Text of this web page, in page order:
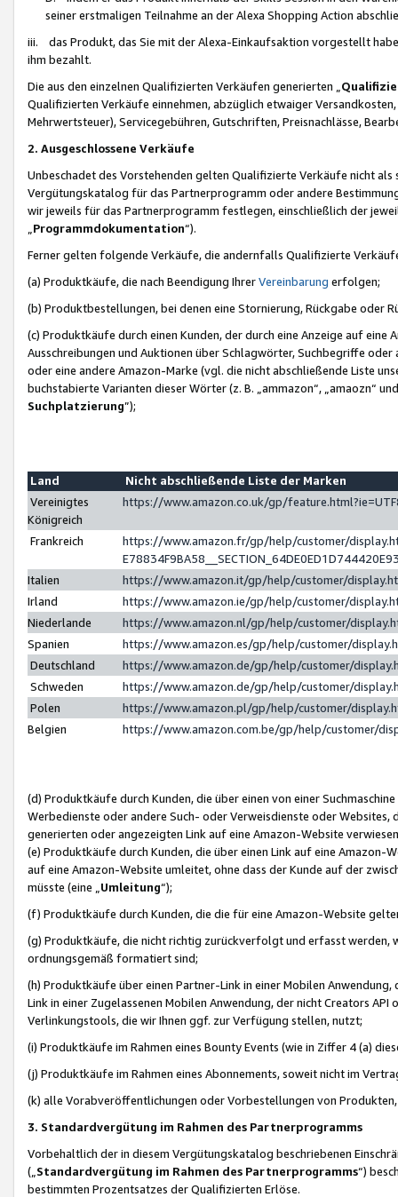
seiner erstmaligen Teilnahme an der Alexa Shopping Action
iii. das Produkt, das Sie mit der Alexa-Einkaufsaktion vorgestellt
ihm bezahlt.
Die aus den einzelnen Qualifizierten Verkäufen generierten „
Qualifizierten Verkäufe einnehmen, abzüglich etwaiger
Mehrwertsteuer), Servicegebühren, Gutschriften, Preisnachlässe,
2. Ausgeschlossene Verkäufe
Unbeschadet des Vorstehenden gelten Qualifizierte Verkäufe nicht
Vergütungskatalog für das Partnerprogramm oder andere
wir jeweils für das Partnerprogramm festlegen, einschließlich der
Programmdokumentation“).
Ferner gelten folgende Verkäufe, die andernfalls Qualifizierte
(a) Produktkäufe, die nach Beendigung IhrerVereinbarung erfolgen;
(b) Produktbestellungen, bei denen eine Stornierung, Rückgabe oder
(c) Produktkäufe durch einen Kunden, der durch eine Anzeige auf
Ausschreibungen und Auktionen über Schlagwörter, Suchbegriffe
oder eine andere Amazon-Marke (vgl. die nicht abschließende Liste
buchstabierte Varianten dieser Wörter (z. B. „ammazon“, „amaozn“
Suchplatzierung”);
Land
Nicht abschließende Liste der Marken
Vereinigtes
Königreich
https://www.amazon.co.uk/gp/
Frankreich
https://www.amazon.fr/gp/help/customer/
Italien
https://www.amazon.it/gp/help/customer/
Irland
https://www.amazon.ie/gp/help/customer/
Niederlande
https://www.amazon.nl/gp/help/customer/
Spanien
https://www.amazon.es/gp/help/customer/
Deutschland
https://www.amazon.de/gp/help/customer/
Schweden
https://www.amazon.de/gp/help/customer/
Polen
https://www.amazon.pl/gp/help/customer/
Belgien
https://www.amazon.com.be/gp/help/customer/
(d) Produktkäufe durch Kunden, die über einen von einer
Werbedienste oder andere Such- oder Verweisdienste oder Websites,
generierten oder angezeigten Link auf eine Amazon-Website
(e) Produktkäufe durch Kunden, die über einen Link auf eine
auf eine Amazon-Website umleitet, ohne dass der Kunde auf der
müsste (eine „ Umleitung“);
(f) Produktkäufe durch Kunden, die die für eine Amazon-Website
(g) Produktkäufe, die nicht richtig zurückverfolgt und erfasst werden,
ordnungsgemäß formatiert sind;
(h) Produktkäufe über einen Partner-Link in einer Mobilen
Link in einer Zugelassenen Mobilen Anwendung, der nicht Creators
Verlinkungstools, die wir Ihnen ggf. zur Verfügung stellen, nutzt;
(i) Produktkäufe im Rahmen eines Bounty Events (wie in Ziffer 4 (a)
(j) Produktkäufe im Rahmen eines Abonnements, soweit nicht im
(k) alle Vorabveröffentlichungen oder Vorbestellungen von
3. Standardvergütung im Rahmen des Partnerprogramms
Vorbehaltlich der in diesem Vergütungskatalog beschriebenen
(„ Standardvergütung im Rahmen des Partnerprogramms“)
bestimmten Prozentsatzes der Qualifizierten Erlöse.